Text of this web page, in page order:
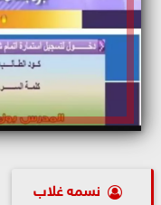
نسمه غلاب